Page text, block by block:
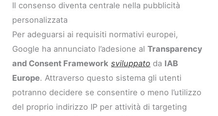
Il consenso diventa centrale nella pubblicità
personalizzata
Per adeguarsi ai requisiti normativi europei,
Google ha annunciato l’adesione alTransparency
and Consent Framework sviluppato da IAB
Europe. Attraverso questo sistema gli utenti
potranno decidere se consentire o meno l’utilizzo
del proprio indirizzo IP per attività di targeting